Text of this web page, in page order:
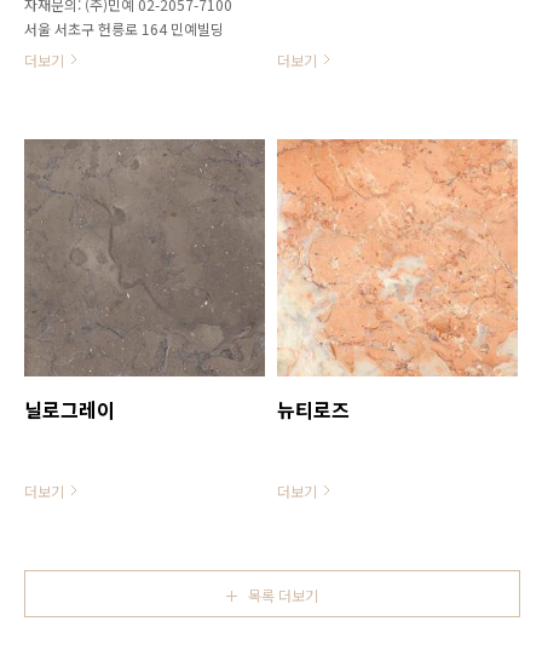
자재문의: (주)민예 02-2057-7100
서울 서초구 헌릉로 164 민예빌딩
더보기
더보기
닐로그레이
더보기
뉴티로즈
더보기
목록 더보기